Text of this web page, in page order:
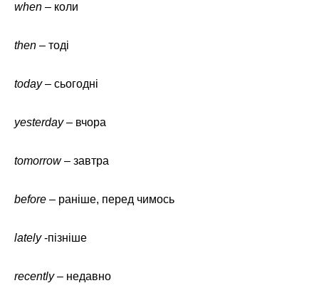
when – коли
then – тоді
today– сьогодні
yesterday– вчора
tomorrow– завтра
before – раніше, перед чимось
lately-пізніше
recently– недавно